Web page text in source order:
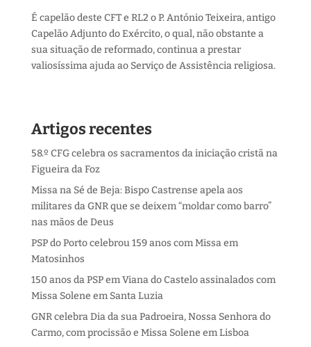
É capelão deste CFT e RL2 o P. António Teixeira, antigo
Capelão Adjunto do Exército, o qual, não obstante a
sua situação de reformado, continua a prestar
valiosíssima ajuda ao Serviço de Assistência religiosa.
Artigos recentes
58.º CFG celebra os sacramentos da iniciação cristã na
Figueira da Foz
Missa na Sé de Beja: Bispo Castrense apela aos
militares da GNR que se deixem “moldar como barro”
nas mãos de Deus
PSP do Porto celebrou 159 anos com Missa em
Matosinhos
150 anos da PSP em Viana do Castelo assinalados com
Missa Solene em Santa Luzia
GNR celebra Dia da sua Padroeira, Nossa Senhora do
Carmo, com procissão e Missa Solene em Lisboa